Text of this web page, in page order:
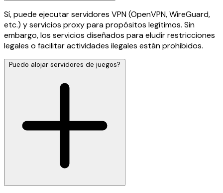
Sí, puede ejecutar servidores VPN (OpenVPN, WireGuard,
etc.) y servicios proxy para propósitos legítimos. Sin
embargo, los servicios diseñados para eludir restricciones
legales o facilitar actividades ilegales están prohibidos.
Puedo alojar servidores de juegos?